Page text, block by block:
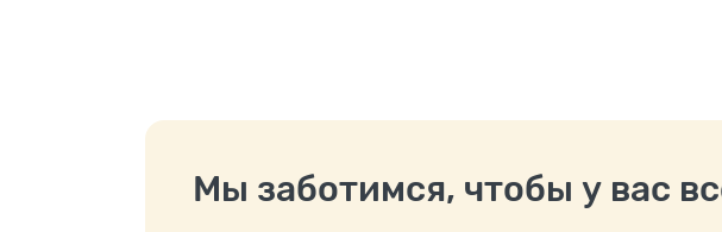
Мы заботимся, чтобы у вас